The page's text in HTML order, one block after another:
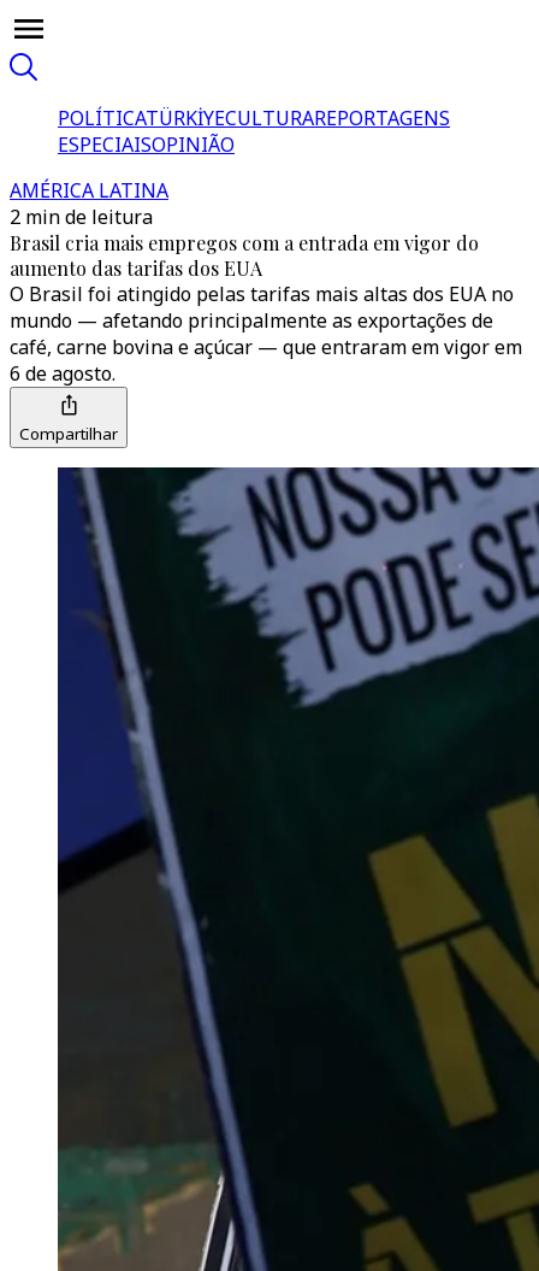
POLÍTICATÜRKİYECULTURAREPORTAGENS
ESPECIAISOPINIÃO
AMÉRICA LATINA
2 min de leitura
Brasil cria mais empregos com a entrada em vigor do
aumento das tarifas dos EUA
O Brasil foi atingido pelas tarifas mais altas dos EUA no
mundo — afetando principalmente as exportações de
café, carne bovina e açúcar — que entraram em vigor em
6 de agosto.
Compartilhar